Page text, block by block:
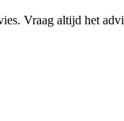
Vraag altijd het